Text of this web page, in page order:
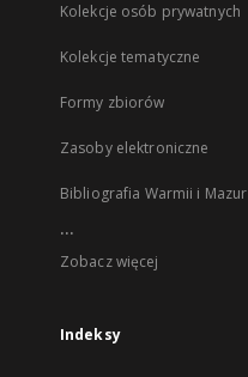
Kolekcje osób prywatnych
Kolekcje tematyczne
Formy zbiorów
Zasoby elektroniczne
Bibliografia Warmii i Mazur
...
Zobacz więcej
Indeksy